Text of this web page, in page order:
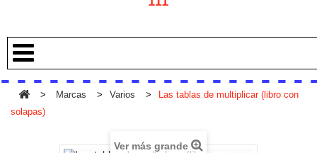
> Marcas > Varios >
Las tablas de multiplicar (libro con
solapas)
Ver más grande